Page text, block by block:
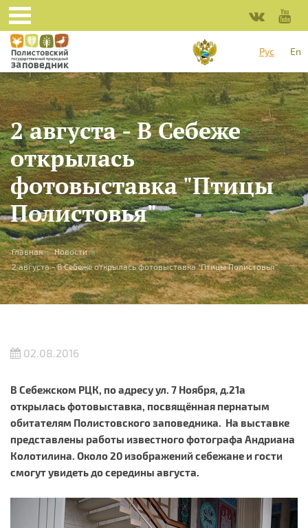
Перейти к основному содержанию
Рус
En
2 августа - В Себеже
открылась
фотовыставка "Птицы
Полистовья"
Вы здесь
Главная » Новости »
2 августа - В Себеже открылась фотовыставка "Птицы Полистовья"
02.08.2016
В Себежском РЦК, по адресу ул. 7 Ноября, д.21а
открылась фотовыставка, посвящённая пернатым
обитателям Полистовского заповедника. На выставке
представлены работы известного фотографа Андриана
Колотилина. Около 20 изображений себежане и гости
смогут увидеть до середины августа.